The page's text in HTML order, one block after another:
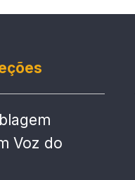
Voz do